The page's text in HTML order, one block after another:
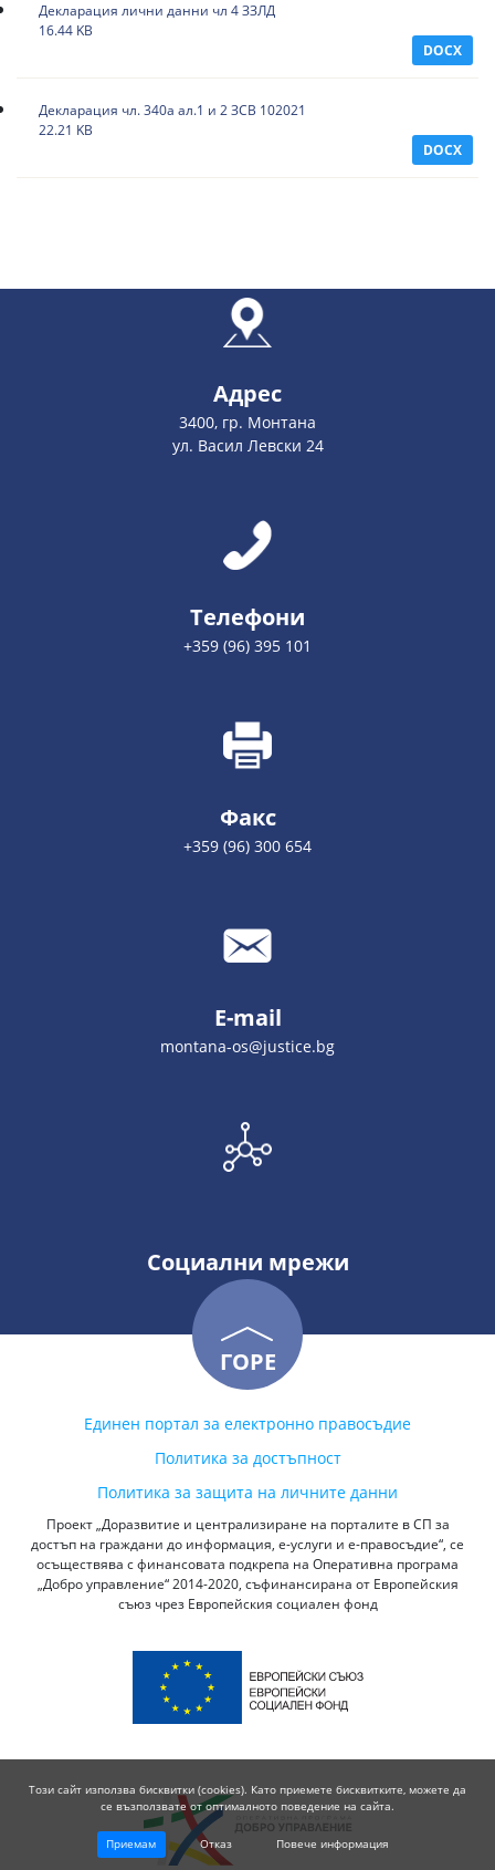
Декларация лични данни чл 4 ЗЗЛД
16.44 KB
DOCX
Декларация чл. 340а ал.1 и 2 ЗСВ 102021
22.21 KB
DOCX
Адрес
3400, гр. Монтана
ул. Васил Левски 24
Телефони
+359 (96) 395 101
Факс
+359 (96) 300 654
E-mail
montana-os@justice.bg
Социални мрежи
ГОРЕ
Единен портал за електронно правосъдие
Политика за достъпност
Политика за защита на личните данни
Проект „Доразвитие и централизиране на порталите в СП за
достъп на граждани до информация, е-услуги и е-правосъдие“, се
осъществява с финансовата подкрепа на Оперативна програма
„Добро управление“ 2014-2020, съфинансирана от Европейския
съюз чрез Европейския социален фонд
Този сайт използва бисквитки (cookies). Като приемете бисквитките, можете да
се възползвате от оптималното поведение на сайта.
Приемам Отказ Повече информация